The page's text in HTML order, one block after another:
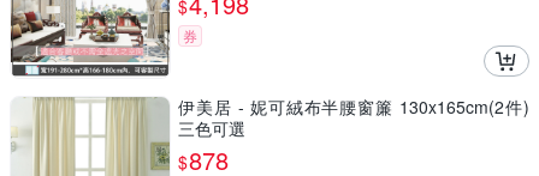
$
券
伊美居 - 妮可絨布半腰窗簾 130x165cm(2件)
三色可選
$878